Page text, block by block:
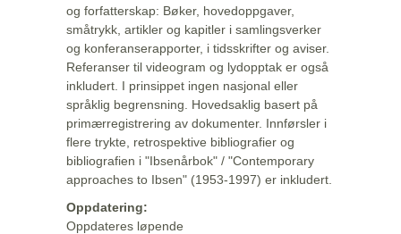
og forfatterskap: Bøker, hovedoppgaver,
småtrykk, artikler og kapitler i samlingsverker
og konferanserapporter, i tidsskrifter og aviser.
Referanser til videogram og lydopptak er også
inkludert. I prinsippet ingen nasjonal eller
språklig begrensning. Hovedsaklig basert på
primærregistrering av dokumenter. Innførsler i
flere trykte, retrospektive bibliografier og
bibliografien i "Ibsenårbok" / "Contemporary
approaches to Ibsen" (1953-1997) er inkludert.
Oppdatering:
Oppdateres løpende